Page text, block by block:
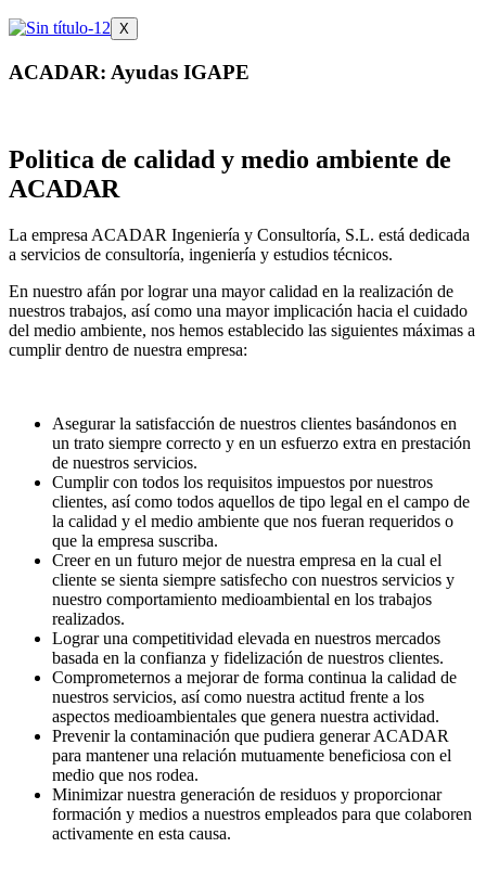
X
ACADAR: Ayudas IGAPE
Politica de calidad y medio ambiente de
ACADAR
La empresa ACADAR Ingeniería y Consultoría, S.L. está dedicada
a servicios de consultoría, ingeniería y estudios técnicos.
En nuestro afán por lograr una mayor calidad en la realización de
nuestros trabajos, así como una mayor implicación hacia el cuidado
del medio ambiente, nos hemos establecido las siguientes máximas a
cumplir dentro de nuestra empresa:
Asegurar la satisfacción de nuestros clientes basándonos en
un trato siempre correcto y en un esfuerzo extra en prestación
de nuestros servicios.
Cumplir con todos los requisitos impuestos por nuestros
clientes, así como todos aquellos de tipo legal en el campo de
la calidad y el medio ambiente que nos fueran requeridos o
que la empresa suscriba.
Creer en un futuro mejor de nuestra empresa en la cual el
cliente se sienta siempre satisfecho con nuestros servicios y
nuestro comportamiento medioambiental en los trabajos
realizados.
Lograr una competitividad elevada en nuestros mercados
basada en la confianza y fidelización de nuestros clientes.
Comprometernos a mejorar de forma continua la calidad de
nuestros servicios, así como nuestra actitud frente a los
aspectos medioambientales que genera nuestra actividad.
Prevenir la contaminación que pudiera generar ACADAR
para mantener una relación mutuamente beneficiosa con el
medio que nos rodea.
Minimizar nuestra generación de residuos y proporcionar
formación y medios a nuestros empleados para que colaboren
activamente en esta causa.